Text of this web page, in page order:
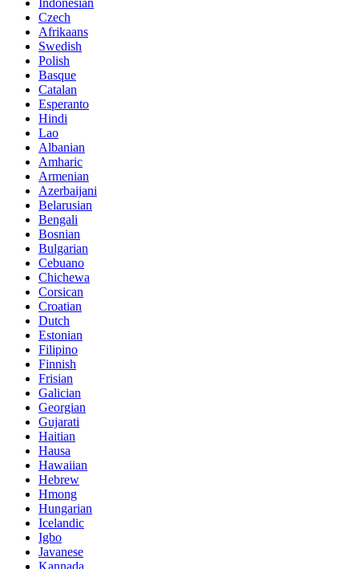
Indonesian
Czech
Afrikaans
Swedish
Polish
Basque
Catalan
Esperanto
Hindi
Lao
Albanian
Amharic
Armenian
Azerbaijani
Belarusian
Bengali
Bosnian
Bulgarian
Cebuano
Chichewa
Corsican
Croatian
Dutch
Estonian
Filipino
Finnish
Frisian
Galician
Georgian
Gujarati
Haitian
Hausa
Hawaiian
Hebrew
Hmong
Hungarian
Icelandic
Igbo
Javanese